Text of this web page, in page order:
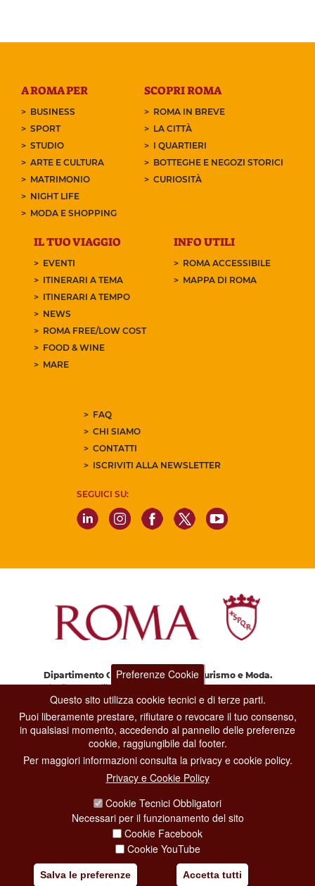
A ROMA PER
BUSINESS
SPORT
STUDIO
ARTE E CULTURA
MATRIMONIO
NIGHT LIFE
MODA E SHOPPING
SCOPRI ROMA
ROMA IN BREVE
LA CITTÀ
I QUARTIERI
BOTTEGHE E NEGOZI STORICI
CURIOSITÀ
IL TUO VIAGGIO
EVENTI
ITINERARI A TEMA
ITINERARI A TEMPO
NEWS
ROMA FREE/LOW COST
FOOD & WINE
MARE
INFO UTILI
ROMA ACCESSIBILE
MAPPA DI ROMA
FAQ
CHI SIAMO
CONTATTI
ISCRIVITI ALLA NEWSLETTER
SEGUICI SU:
Dipartimento Grandi Eventi, Sport, Turismo e Moda.
Via di San Basilio, 51
00187 Roma
CONTACT CENTER TEL. 06 06 08
CONTATTA LA REDAZIONE
PRIVACY
SOCIAL MEDIA POLICY
COPYRIGHT
Preferenze Cookie
Questo sito utilizza cookie tecnici e di terze parti.
Puoi liberamente prestare, rifiutare o revocare il tuo consenso,
in qualsiasi momento, accedendo al pannello delle preferenze
cookie, raggiungibile dal footer.
Per maggiori informazioni consulta la privacy e cookie policy.
Privacy e Cookie Policy
Cookie Tecnici Obbligatori
Necessari per il funzionamento del sito
Cookie Facebook
Cookie YouTube
Salva le preferenze Accetta tutti